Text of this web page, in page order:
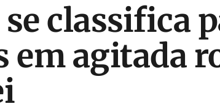
classifica
agitada